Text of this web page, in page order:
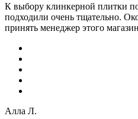
К выбору клинкерной плитки
подходили очень тщательно.
принять менеджер этого
Алла Л.